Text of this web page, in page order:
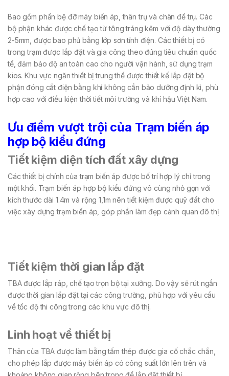
Bao gồm phần bệ đỡ máy biến áp, thân trụ và chân đế trụ. Các
bộ phận khác được chế tạo từ tông tráng kẽm với độ dày thường
2-5mm, được bao phủ bằng lớp sơn tĩnh điện. Các thiết bị có
trong trạm được lắp đặt và gia công theo đúng tiêu chuẩn quốc
tế, đảm bảo độ an toàn cao cho người vận hành, sử dụng trạm
kios. Khu vực ngăn thiết bị trung thế được thiết kế lắp đặt bộ
phận đóng cắt điện bằng khí không cần bảo dưỡng định kì, phù
hợp cao với điều kiện thời tiết môi trường và khí hậu Việt Nam.
Ưu điểm vượt trội của Trạm biến áp
hợp bộ kiểu đứng
Tiết kiệm diện tích đất xây dựng
Các thiết bị chính của trạm biến áp được bố trí hợp lý chỉ trong
một khối. Trạm biến áp hợp bộ kiểu đứng vô cùng nhỏ gọn với
kích thước dài 1.4m và rộng 1,1m nên tiết kiệm được quỹ đất cho
việc xây dựng trạm biến áp, góp phần làm đẹp cảnh quan đô thị
Tiết kiệm thời gian lắp đặt
TBA được lắp ráp, chế tạo trọn bộ tại xưởng. Do vậy sẽ rút ngắn
được thời gian lắp đặt tại các công trường, phù hợp với yêu cầu
về tốc độ thi công trong các khu vực đô thị.
Linh hoạt về thiết bị
Thân của TBA được làm bằng tấm thép được gia cố chắc chắn,
cho phép lắp được máy biến áp có công suất lớn lên trên và